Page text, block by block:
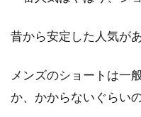
時に
昔から安定した人気が
メンズのショートは一
か、かからないぐらい